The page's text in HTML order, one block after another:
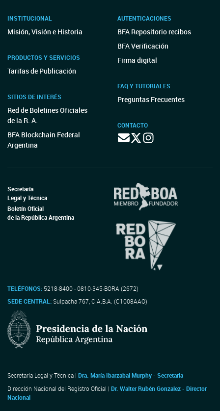
INSTITUCIONAL
Misión, Visión e Historia
PRODUCTOS Y SERVICIOS
Tarifas de Publicación
SITIOS DE INTERÉS
Red de Boletines Oficiales
de la R. A.
BFA Blockchain Federal
Argentina
AUTENTICACIONES
BFA Repositorio recibos
BFA Verificación
Firma digital
FAQ Y TUTORIALES
Preguntas Frecuentes
CONTACTO
Secretaría
Legal y Técnica
Boletín Oficial
de la República Argentina
TELÉFONOS: 5218-8400 - 0810-345-BORA (2672)
SEDE CENTRAL:Suipacha 767, C.A.B.A. (C1008AAO)
Secretaría Legal y Técnica | Dra. María Ibarzabal Murphy - Secretaria
Dirección Nacional del Registro Oficial | Dr. Walter Rubén Gonzalez - Director
Nacional